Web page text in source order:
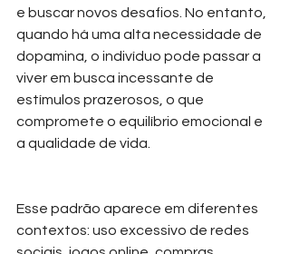
e buscar novos desafios. No entanto,
quando há uma alta necessidade de
dopamina, o indivíduo pode passar a
viver em busca incessante de
estímulos prazerosos, o que
compromete o equilíbrio emocional e
a qualidade de vida.
Esse padrão aparece em diferentes
contextos: uso excessivo de redes